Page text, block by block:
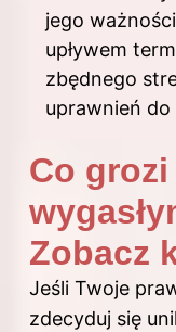
jego
upływem
zbędnego
uprawnień
Co
Zobacz
Jeśli Twoje
zdecyduj się